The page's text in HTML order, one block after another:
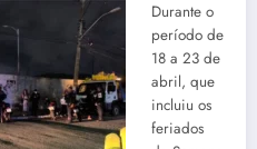
Durante o
período de
18 a 23 de
abril, que
incluiu os
feriados